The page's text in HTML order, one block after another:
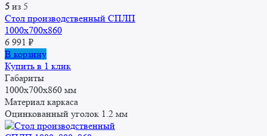
5 из 5
Стол производственный СПЛП
1000х700х860
6 991 ₽
В корзину
Купить в 1 клик
Габариты
1000x700x860 мм
Материал каркаса
Оцинкованный уголок 1.2 мм